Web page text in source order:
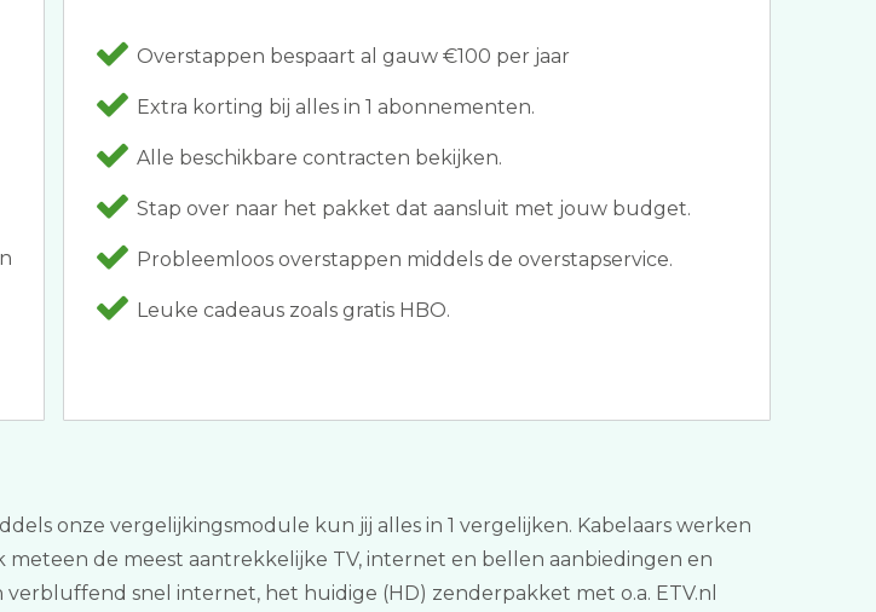
Overstappen bespaart al gauw €100 per jaar
Extra korting bij alles in 1 abonnementen.
Alle beschikbare contracten bekijken.
Stap over naar het pakket dat aansluit met jouw budget.
Probleemloos overstappen middels de overstapservice.
Leuke cadeaus zoals gratis HBO.
onze vergelijkingsmodule kun jij alles in 1 vergelijken. Kabelaars werken
de meest aantrekkelijke TV, internet en bellen aanbiedingen en
snel internet, het huidige (HD) zenderpakket met o.a. ETV.nl